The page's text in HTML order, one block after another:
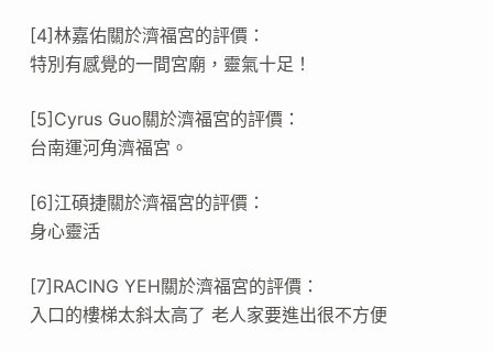
[4]林嘉佑關於濟福宮的評價：
特別有感覺的一間宮廟，靈氣十足！
[5]Cyrus Guo關於濟福宮的評價：
台南運河角濟福宮。
[6]江碩捷關於濟福宮的評價：
身心靈活
[7]RACING YEH關於濟福宮的評價：
入口的樓梯太斜太高了 老人家要進出很不方便